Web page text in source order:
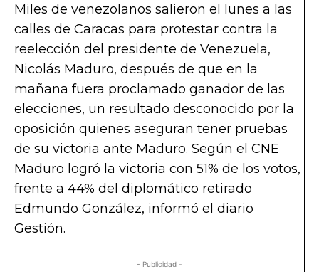
Miles de venezolanos salieron el lunes a las
calles de Caracas para protestar contra la
reelección del presidente de Venezuela,
Nicolás Maduro, después de que en la
mañana fuera proclamado ganador de las
elecciones, un resultado desconocido por la
oposición quienes aseguran tener pruebas
de su victoria ante Maduro. Según el CNE
Maduro logró la victoria con 51% de los votos,
frente a 44% del diplomático retirado
Edmundo González, informó el diario
Gestión.
- Publicidad -